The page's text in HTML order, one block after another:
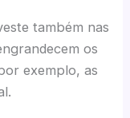
também nas
os
exemplo, as